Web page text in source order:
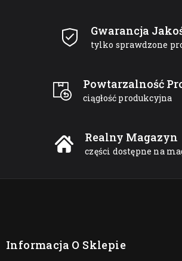
Gwarancja
tylko sprawdzone
Powtarzalność
ciągłość produkcyjna
Realny Magazyn
części dostępne na
Informacja O Sklepie